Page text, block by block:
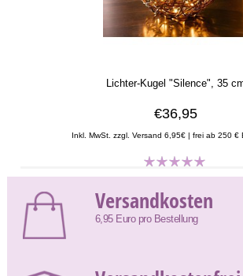
Lichter-Kugel "Silence", 35
€36,95
Inkl. MwSt. zzgl. Versand 6,95€ | frei ab 250 €
Versandkosten
6,95 Euro pro Bestellung